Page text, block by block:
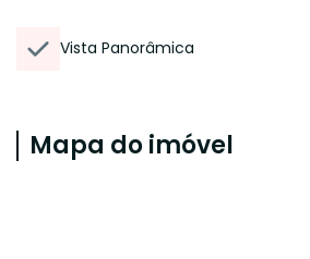
Vista Panorâmica
Mapa do imóvel